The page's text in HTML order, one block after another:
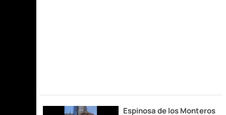
Espinosa de los Monteros